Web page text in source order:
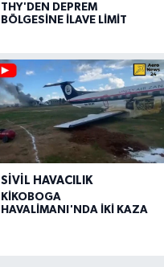
THY'DEN DEPREM
BÖLGESİNE İLAVE LİMİT
SIVIL HAVACILIK
KİKOBOGA
HAVALİMANI'NDA İKİ KAZA